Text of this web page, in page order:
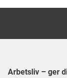
Arbetsliv – ger